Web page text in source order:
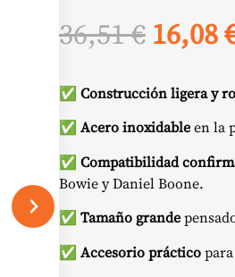
36,51€ El
precio
era:
36,51
16,08
✅ Construcción ligera y
✅ Acero inoxidableen la
✅ Compatibilidad
Bowie y Daniel Boone.
✅ Tamaño grande
✅ Accesorio práctico